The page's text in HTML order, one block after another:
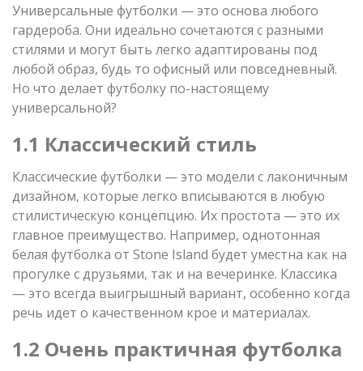
Универсальные футболки — это основа любого
гардероба. Они идеально сочетаются с разными
стилями и могут быть легко адаптированы под
любой образ, будь то офисный или повседневный.
Но что делает футболку по-настоящему
универсальной?
1.1 Классический стиль
Классические футболки — это модели с лаконичным
дизайном, которые легко вписываются в любую
стилистическую концепцию. Их простота — это их
главное преимущество. Например, однотонная
белая футболка от Stone Island будет уместна как на
прогулке с друзьями, так и на вечеринке. Классика
— это всегда выигрышный вариант, особенно когда
речь идет о качественном крое и материалах.
1.2 Очень практичная футболка